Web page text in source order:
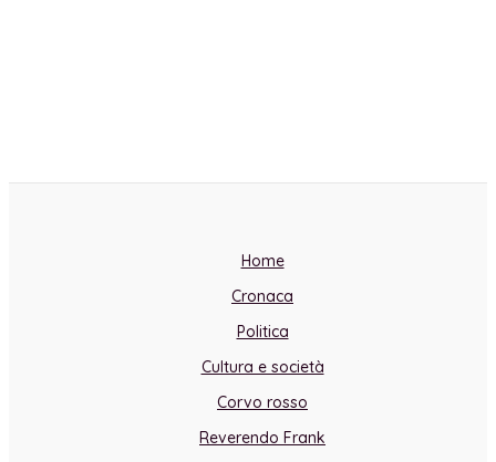
Home
Cronaca
Politica
Cultura e società
Corvo rosso
Reverendo Frank